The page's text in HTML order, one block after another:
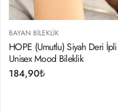
BAYAN BILEKLIK
HOPE (Umutlu) Siyah Deri İpli
Unisex Mood Bileklik
184,90₺